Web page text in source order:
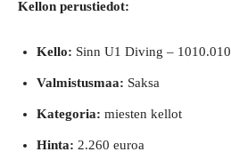
Kellon perustiedot:
Kello: Sinn U1 Diving – 1010.010
Valmistusmaa: Saksa
Kategoria: miesten kellot
Hinta: 2.260 euroa